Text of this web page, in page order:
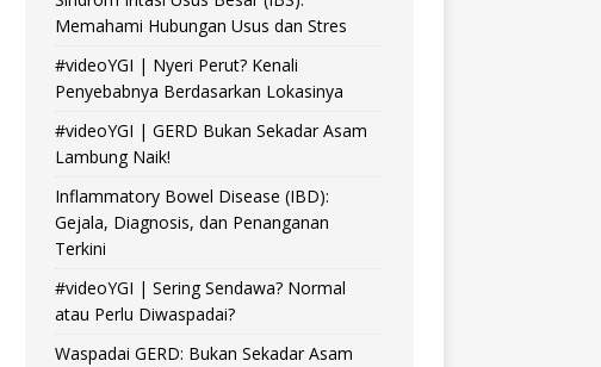
Memahami Hubungan Usus dan Stres
#videoYGI | Nyeri Perut? Kenali
Penyebabnya Berdasarkan Lokasinya
#videoYGI | GERD Bukan Sekadar Asam
Lambung Naik!
Inflammatory Bowel Disease (IBD):
Gejala, Diagnosis, dan Penanganan
Terkini
#videoYGI | Sering Sendawa? Normal
atau Perlu Diwaspadai?
Waspadai GERD: Bukan Sekadar Asam